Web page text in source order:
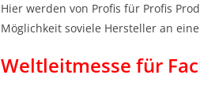
Hier werden von Profis für Profis
Möglichkeit soviele Hersteller an
Weltleitmesse für